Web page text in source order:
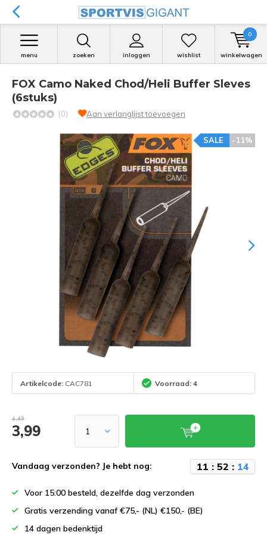
zoeken inloggen
menu wishlist winkelwagen
0
FOX Camo Naked Chod/Heli Buffer Sleves
(6stuks)
(0) Aan verlanglijst toevoegen
-11%
SALE
Artikelcode: CAC781 Voorraad: 4
4,49
3,99
Vandaag verzonden? Je hebt nog: 11 : 52 : 14
Voor 15:00 besteld, dezelfde dag verzonden
Gratis verzending vanaf €75,- (NL) €150,- (BE)
14 dagen bedenktijd